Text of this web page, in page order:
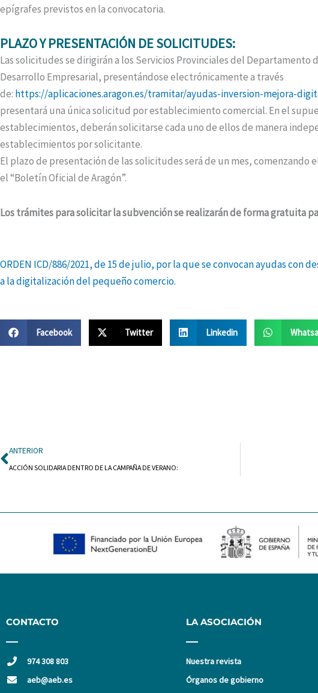
epígrafes previstos en la convocatoria.
PLAZO Y PRESENTACIÓN DE SOLICITUDES:
Las solicitudes se dirigirán a los Servicios Provinciales del
Desarrollo Empresarial, presentándose electrónicamente a través
de: https://aplicaciones.aragon.es/tramitar/ayudas-inversion-mejora-
presentará una única solicitud por establecimiento comercial. En el
establecimientos, deberán solicitarse cada uno de ellos de manera
establecimientos por solicitante.
El plazo de presentación de las solicitudes será de un mes, comenzando
el “Boletín Oficial de Aragón”.
Los trámites para solicitar la subvención se realizarán de forma gratuita
ORDEN ICD/886/2021, de 15 de julio, por la que se convocan ayudas con
a la digitalización del pequeño comercio.
Facebook Twitter Linkedin
Ant
ANTERIOR
ACCIÓN SOLIDARIA DENTRO DE LA CAMPAÑA DE VERANO:
CONTACTO
974 308 803
aeb@aeb.es
LA ASOCIACIÓN
Nuestra revista
Órganos de gobierno